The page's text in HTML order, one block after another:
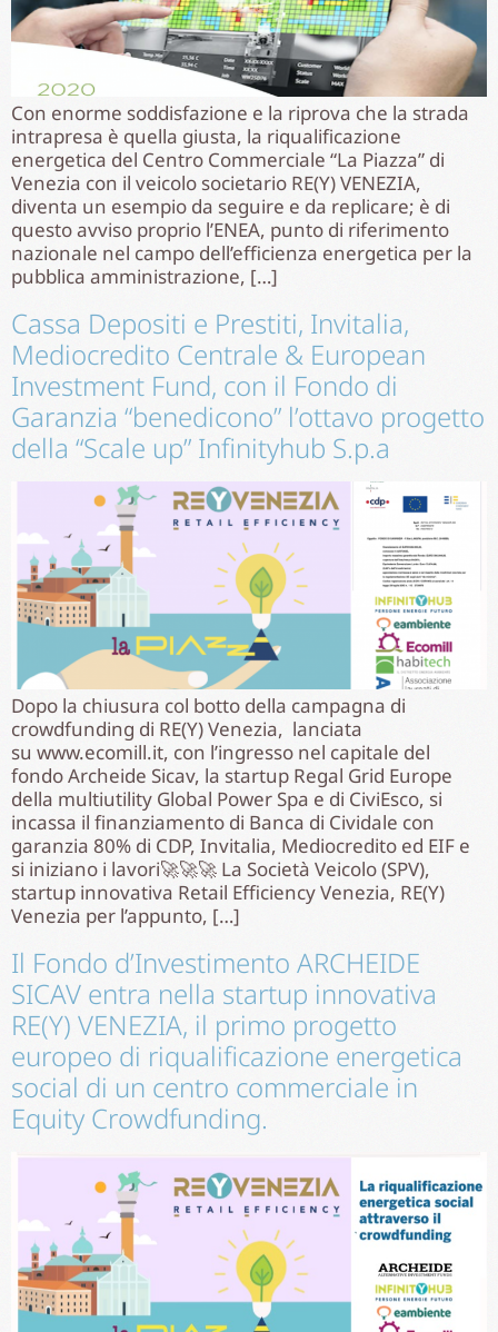
Con enorme soddisfazione e la riprova che la strada
intrapresa è quella giusta, la riqualificazione
energetica del Centro Commerciale “La Piazza” di
Venezia con il veicolo societario RE(Y) VENEZIA,
diventa un esempio da seguire e da replicare; è di
questo avviso proprio l’ENEA, punto di riferimento
nazionale nel campo dell’efficienza energetica per la
pubblica amministrazione, […]
Cassa Depositi e Prestiti, Invitalia,
Mediocredito Centrale & European
Investment Fund, con il Fondo di
Garanzia “benedicono” l’ottavo progetto
della “Scale up” Infinityhub S.p.a
Dopo la chiusura col botto della campagna di
crowdfunding di RE(Y) Venezia, lanciata
su www.ecomill.it, con l’ingresso nel capitale del
fondo Archeide Sicav, la startup Regal Grid Europe
della multiutility Global Power Spa e di CiviEsco, si
incassa il finanziamento di Banca di Cividale con
garanzia 80% di CDP, Invitalia, Mediocredito ed EIF e
si iniziano i lavori🚀🚀🚀 La Società Veicolo (SPV),
startup innovativa Retail Efficiency Venezia, RE(Y)
Venezia per l’appunto, […]
Il Fondo d’Investimento ARCHEIDE
SICAV entra nella startup innovativa
RE(Y) VENEZIA, il primo progetto
europeo di riqualificazione energetica
social di un centro commerciale in
Equity Crowdfunding.